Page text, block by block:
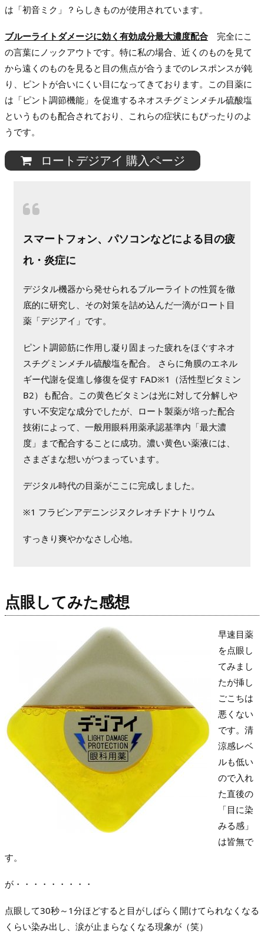
は「初音ミク」？らしきものが使用されています。
ブルーライトダメージに効く有効成分最大濃度配合 完全にこ
の言葉にノックアウトです。特に私の場合、近くのものを見て
から遠くのものを見ると目の焦点が合うまでのレスポンスが鈍
り、ピントが合いにくい目になってきております。この目薬に
は「ピント調節機能」を促進するネオスチグミンメチル硫酸塩
というものも配合されており、これらの症状にもぴったりのよ
うです。
ロートデジアイ 購入ページ
スマートフォン、パソコンなどによる目の疲
れ・炎症に
デジタル機器から発せられるブルーライトの性質を徹
底的に研究し、その対策を詰め込んだ一滴がロート目
薬「デジアイ」です。
ピント調節筋に作用し凝り固まった疲れをほぐすネオ
スチグミンメチル硫酸塩を配合。 さらに角膜のエネル
ギー代謝を促進し修復を促す FAD※1（活性型ビタミン
B2）も配合。この黄色ビタミンは光に対して分解しや
すい不安定な成分でしたが、ロート製薬が培った配合
技術によって、一般用眼科用薬承認基準内「最大濃
度」まで配合することに成功。濃い黄色い薬液には、
さまざまな想いがつまっています。
デジタル時代の目薬がここに完成しました。
※1 フラビンアデニンジヌクレオチドナトリウム
すっきり爽やかなさし心地。
点眼してみた感想
早速目薬
を点眼し
てみまし
たが挿し
ごこちは
悪くない
です。清
涼感レベ
ルも低い
ので入れ
た直後の
「目に染
みる感」
は皆無で
す。
が・・・・・・・・・
点眼して30秒～1分ほどすると目がしばらく開けてられなくなる
くらい染み出し、涙が止まらなくなる現象が（笑）